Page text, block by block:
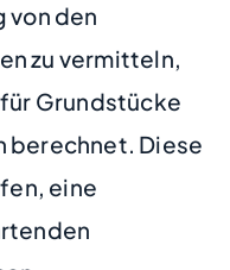
von den
zu vermitteln,
Grundstücke
berechnet. Diese
eine